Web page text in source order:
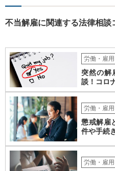
不当解雇に関連する法律相談
労働・雇用
突然の解
談！コロ
労働・雇用
懲戒解雇
件や手続
労働・雇用